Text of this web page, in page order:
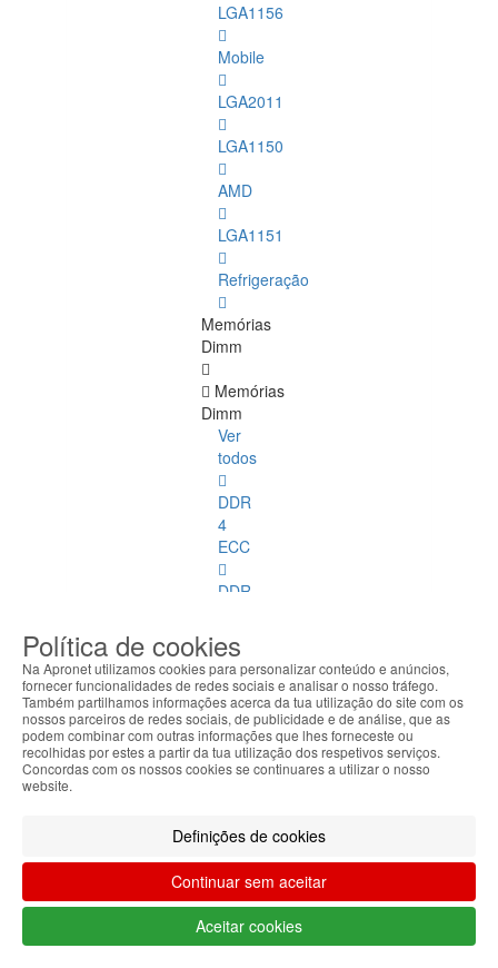
LGA1156
Mobile
LGA2011
LGA1150
AMD
LGA1151
Refrigeração
Memórias
Dimm
Memórias
Dimm
Ver
todos
DDR
4
ECC
DDR
DDR
2
DDR
3
DDR
2
ECC
DDR
Política de cookies
Na Apronet utilizamos cookies para personalizar conteúdo e anúncios,
fornecer funcionalidades de redes sociais e analisar o nosso tráfego.
Também partilhamos informações acerca da tua utilização do site com os
nossos parceiros de redes sociais, de publicidade e de análise, que as
podem combinar com outras informações que lhes forneceste ou
recolhidas por estes a partir da tua utilização dos respetivos serviços.
Concordas com os nossos cookies se continuares a utilizar o nosso
website.
Definições de cookies
Continuar sem aceitar
Aceitar cookies